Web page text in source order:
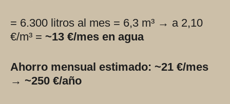
= 6.300 litros al mes = 6,3 m³ → a 2,10
€/m³ = ~13 €/mes en agua
Ahorro mensual estimado: ~21 €/mes
→ ~250 €/año